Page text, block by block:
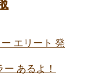
エリート 発
あるよ！